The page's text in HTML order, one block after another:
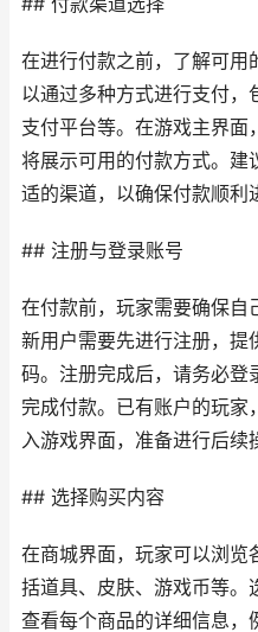
在进行付款之前，了解可用
以通过多种方式进行支付，
支付平台等。在游戏主界面
将展示可用的付款方式。建
适的渠道，以确保付款顺利
## 注册与登录账号
在付款前，玩家需要确保自
新用户需要先进行注册，提
码。注册完成后，请务必登
完成付款。已有账户的玩
入游戏界面，准备进行后续
## 选择购买内容
在商城界面，玩家可以浏览
括道具、皮肤、游戏币等。
查看每个商品的详细信息，